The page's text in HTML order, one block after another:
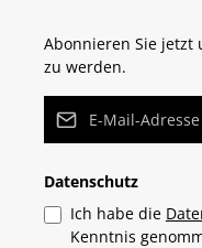
Abonnieren Sie jetzt
zu werden.
E-Mail-Adresse*
Datenschutz
Ich habe die
Kenntnis